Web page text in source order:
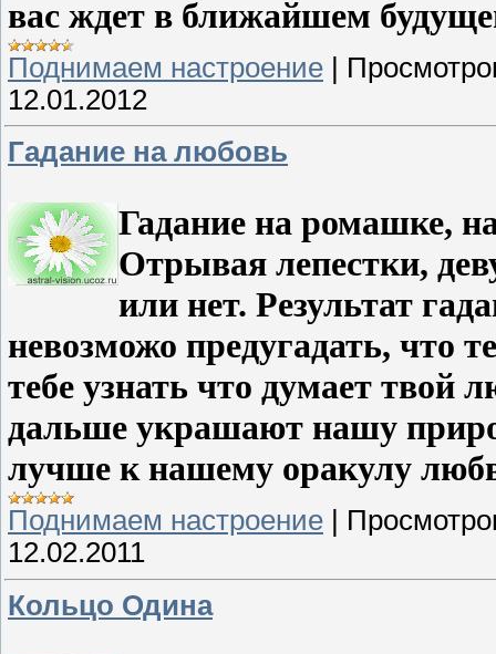
вас ждет в ближайшем
Поднимаем настроение |
12.01.2012
Гадание на любовь
Гадание на ромашке,
Отрывая лепестки,
или нет. Результат
невозможо предугадать, что
тебе узнать что думает
дальше украшают нашу
лучше к нашему оракулу
Поднимаем настроение
12.02.2011
Кольцо Одина